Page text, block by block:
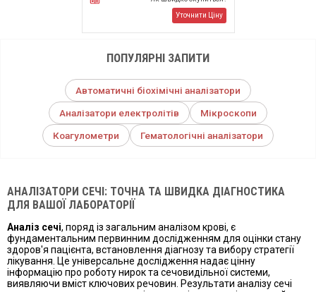
Уточнити Ціну
ПОПУЛЯРНІ ЗАПИТИ
Автоматичні біохімічні аналізатори
Аналізатори електролітів
Мікроскопи
Коагулометри
Гематологічні аналізатори
АНАЛІЗАТОРИ СЕЧІ: ТОЧНА ТА ШВИДКА ДІАГНОСТИКА
ДЛЯ ВАШОЇ ЛАБОРАТОРІЇ
Аналіз сечі, поряд із загальним аналізом крові, є
фундаментальним первинним дослідженням для оцінки стану
здоров'я пацієнта, встановлення діагнозу та вибору стратегії
лікування. Це універсальне дослідження надає цінну
інформацію про роботу нирок та сечовидільної системи,
виявляючи вміст ключових речовин. Результати аналізу сечі